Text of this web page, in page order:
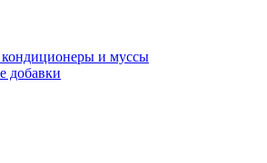
и муссы
добавки